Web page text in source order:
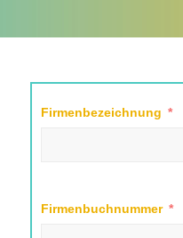
Firmenbezeichnung
Firmenbuchnummer